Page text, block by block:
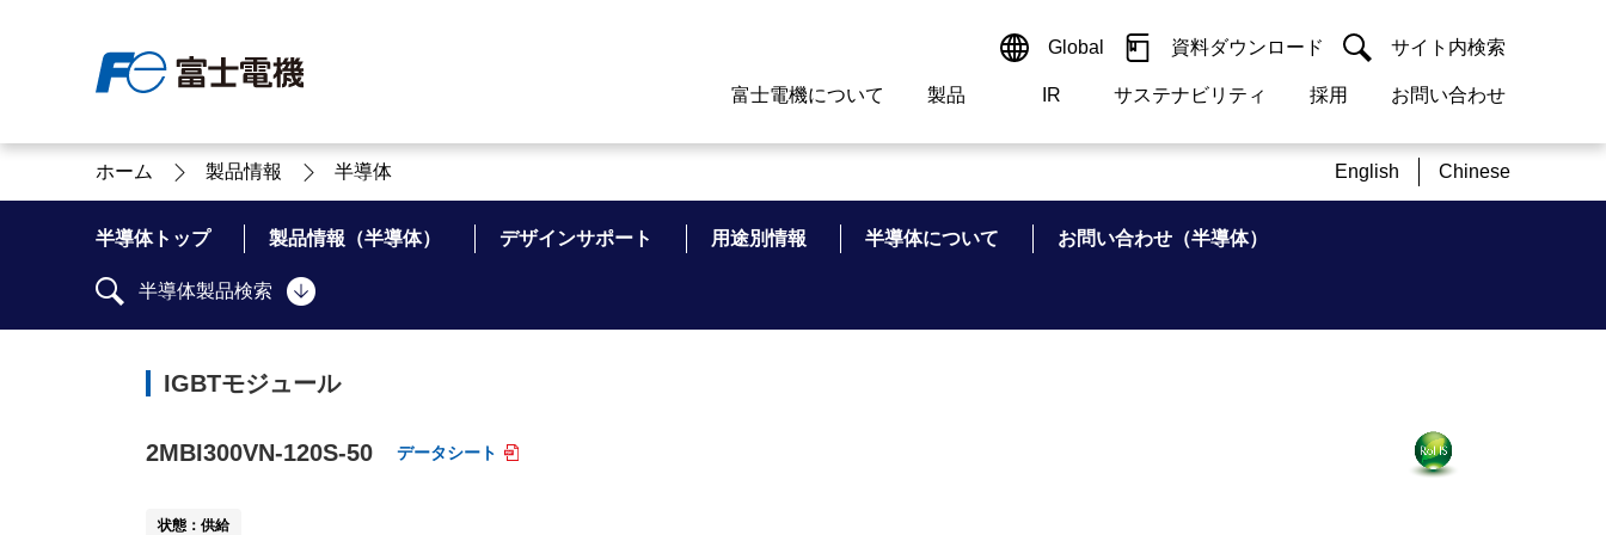
Global 資料ダウンロード サイト内検索
検索
富士電機について
富士電機について
へ
経営の考え方 事業紹介
製品
製品情報
特高・高圧 受配電設備 電源機器
IR
IR 株主・投資家情報
へ
財務・業績 株式・債券情報
サステナビリティ
サステナビリティ
へ
環境 社会
採用
採用情報
高卒採用情報 キャリア採用情報
お問い合わせ
お問い合わせ
企業情報について 当ウェブサイトについて
ホーム 製品情報 半導体 English Chinese
半導体トップ 製品情報（半導体） デザインサポート 用途別情報 半導体について お問い合わせ（半導体）
半導体製品検索
IGBTモジュール
2MBI300VN-120S-50 データシート
状態：供給